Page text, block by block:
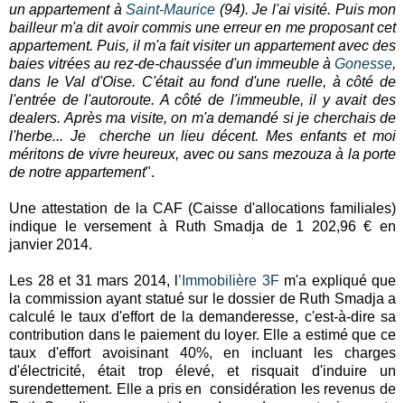
un appartement àSaint-Maurice (94). Je l'ai visité. Puis mon
bailleur m'a dit avoir commis une erreur en me proposant cet
appartement. Puis, il m'a fait visiter un appartement avec des
baies vitrées au rez-de-chaussée d'un immeuble à Gonesse,
dans le Val d'Oise. C'était au fond d'une ruelle, à côté de
l'entrée de l'autoroute. A côté de l'immeuble, il y avait des
dealers. Après ma visite, on m'a demandé si je cherchais de
l'herbe... Je cherche un lieu décent. Mes enfants et moi
méritons de vivre heureux, avec ou sans mezouza à la porte
de notre appartement".
Une attestation de la CAF (Caisse d'allocations familiales)
indique le versement à Ruth Smadja de 1 202,96 € en
janvier 2014.
Les 28 et 31 mars 2014, l ’Immobilière 3Fm'a expliqué que
la commission ayant statué sur le dossier de Ruth Smadja a
calculé le taux d'effort de la demanderesse, c'est-à-dire sa
contribution dans le paiement du loyer. Elle a estimé que ce
taux d'effort avoisinant 40%, en incluant les charges
d'électricité, était trop élevé, et risquait d'induire un
surendettement. Elle a pris en considération les revenus de